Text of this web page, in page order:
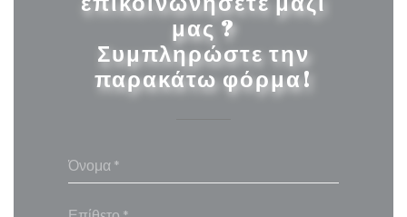
μας ?
Συμπληρώστε την
παρακάτω φόρμα!